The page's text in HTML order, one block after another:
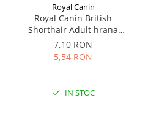
Royal Canin
Royal Canin British
Shorthair Adult hrana
umeda pisica (in sos), 1 x 85
g
7,10 RON
5,54 RON
IN STOC